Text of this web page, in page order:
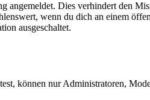
angemeldet. Dies verhindert den
wenn du dich an einem
ausgeschaltet.
können nur Administratoren,